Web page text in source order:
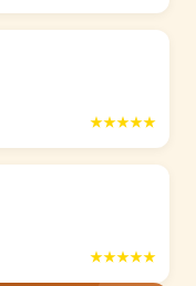
★★★★★
★★★★★